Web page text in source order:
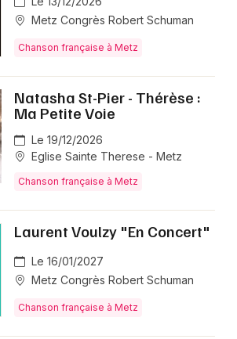
Metz Congrès Robert Schuman
Chanson française à Metz
Natasha St-Pier - Thérèse :
Ma Petite Voie
Le 19/12/2026
Eglise Sainte Therese - Metz
Chanson française à Metz
Laurent Voulzy "En Concert"
Le 16/01/2027
Metz Congrès Robert Schuman
Chanson française à Metz